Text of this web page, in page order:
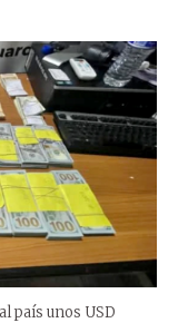
país unos USD